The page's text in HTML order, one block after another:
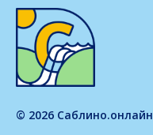
© 2026 Саблино.онлайн